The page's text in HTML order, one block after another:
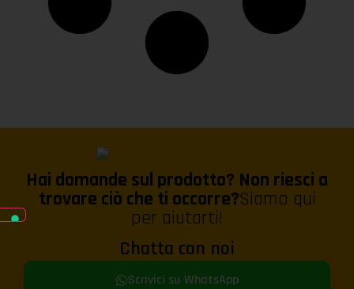
Hai domande sul prodotto? Non riesci a
trovare ciò che ti occorre?Siamo qui
per aiutarti!
Chatta con noi
Scrivici su WhatsApp